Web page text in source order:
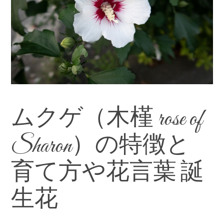
ムクゲ（木槿 rose of
Sharon）の特徴と
育て方や花言葉 誕
生花